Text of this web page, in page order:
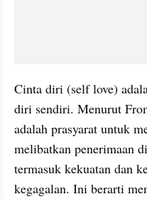
Cinta diri (self love)
diri sendiri. Menurut
adalah prasyarat untuk
melibatkan penerimaan
termasuk kekuatan dan
kegagalan. Ini berarti